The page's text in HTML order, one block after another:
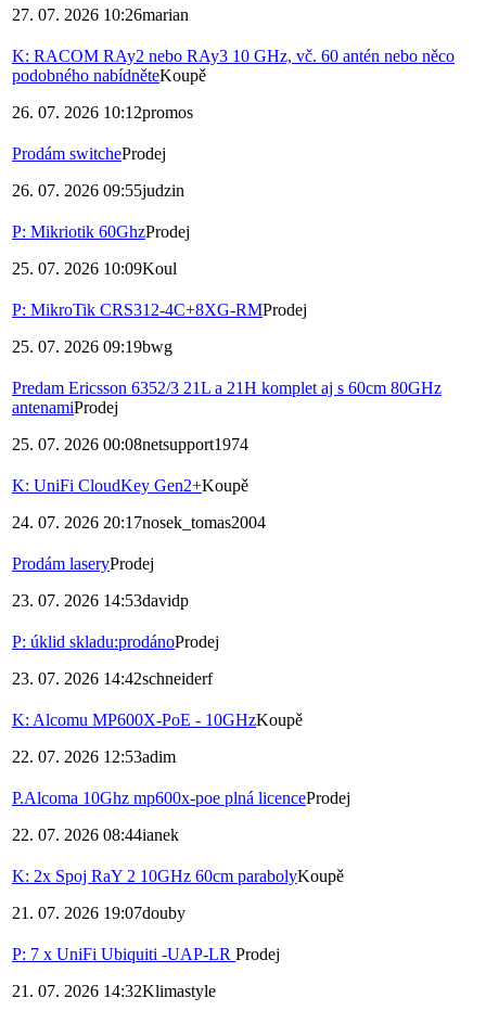
27. 07. 2026 10:26marian
K: RACOM RAy2 nebo RAy3 10 GHz, vč. 60 antén nebo něco
podobného nabídněteKoupě
26. 07. 2026 10:12promos
Prodám switcheProdej
26. 07. 2026 09:55judzin
P: Mikriotik 60GhzProdej
25. 07. 2026 10:09Koul
P: MikroTik CRS312-4C+8XG-RMProdej
25. 07. 2026 09:19bwg
Predam Ericsson 6352/3 21L a 21H komplet aj s 60cm 80GHz
antenamiProdej
25. 07. 2026 00:08netsupport1974
K: UniFi CloudKey Gen2+Koupě
24. 07. 2026 20:17nosek_tomas2004
Prodám laseryProdej
23. 07. 2026 14:53davidp
P: úklid skladu:prodánoProdej
23. 07. 2026 14:42schneiderf
K: Alcomu MP600X-PoE - 10GHzKoupě
22. 07. 2026 12:53adim
P.Alcoma 10Ghz mp600x-poe plná licenceProdej
22. 07. 2026 08:44ianek
K: 2x Spoj RaY 2 10GHz 60cm parabolyKoupě
21. 07. 2026 19:07douby
P: 7 x UniFi Ubiquiti -UAP-LR Prodej
21. 07. 2026 14:32Klimastyle